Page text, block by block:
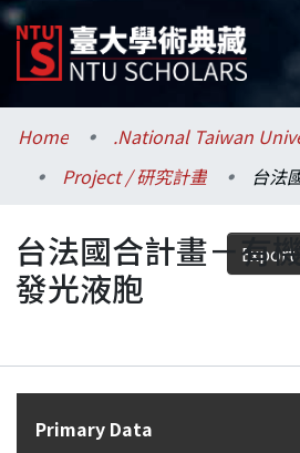
Communities & Collections
Research Outputs
Fundings & Projects
Researchers
Statistics
Home
Project / 研究計畫
Export
台法國合計畫－有
發光液胞
Details
Primary Data